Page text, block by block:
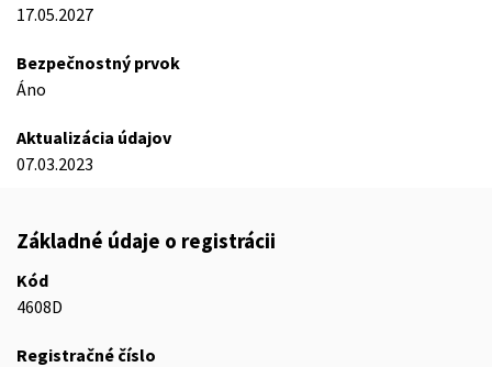
17.05.2027
Bezpečnostný prvok
Áno
Aktualizácia údajov
07.03.2023
Základné údaje o registrácii
Kód
4608D
Registračné číslo